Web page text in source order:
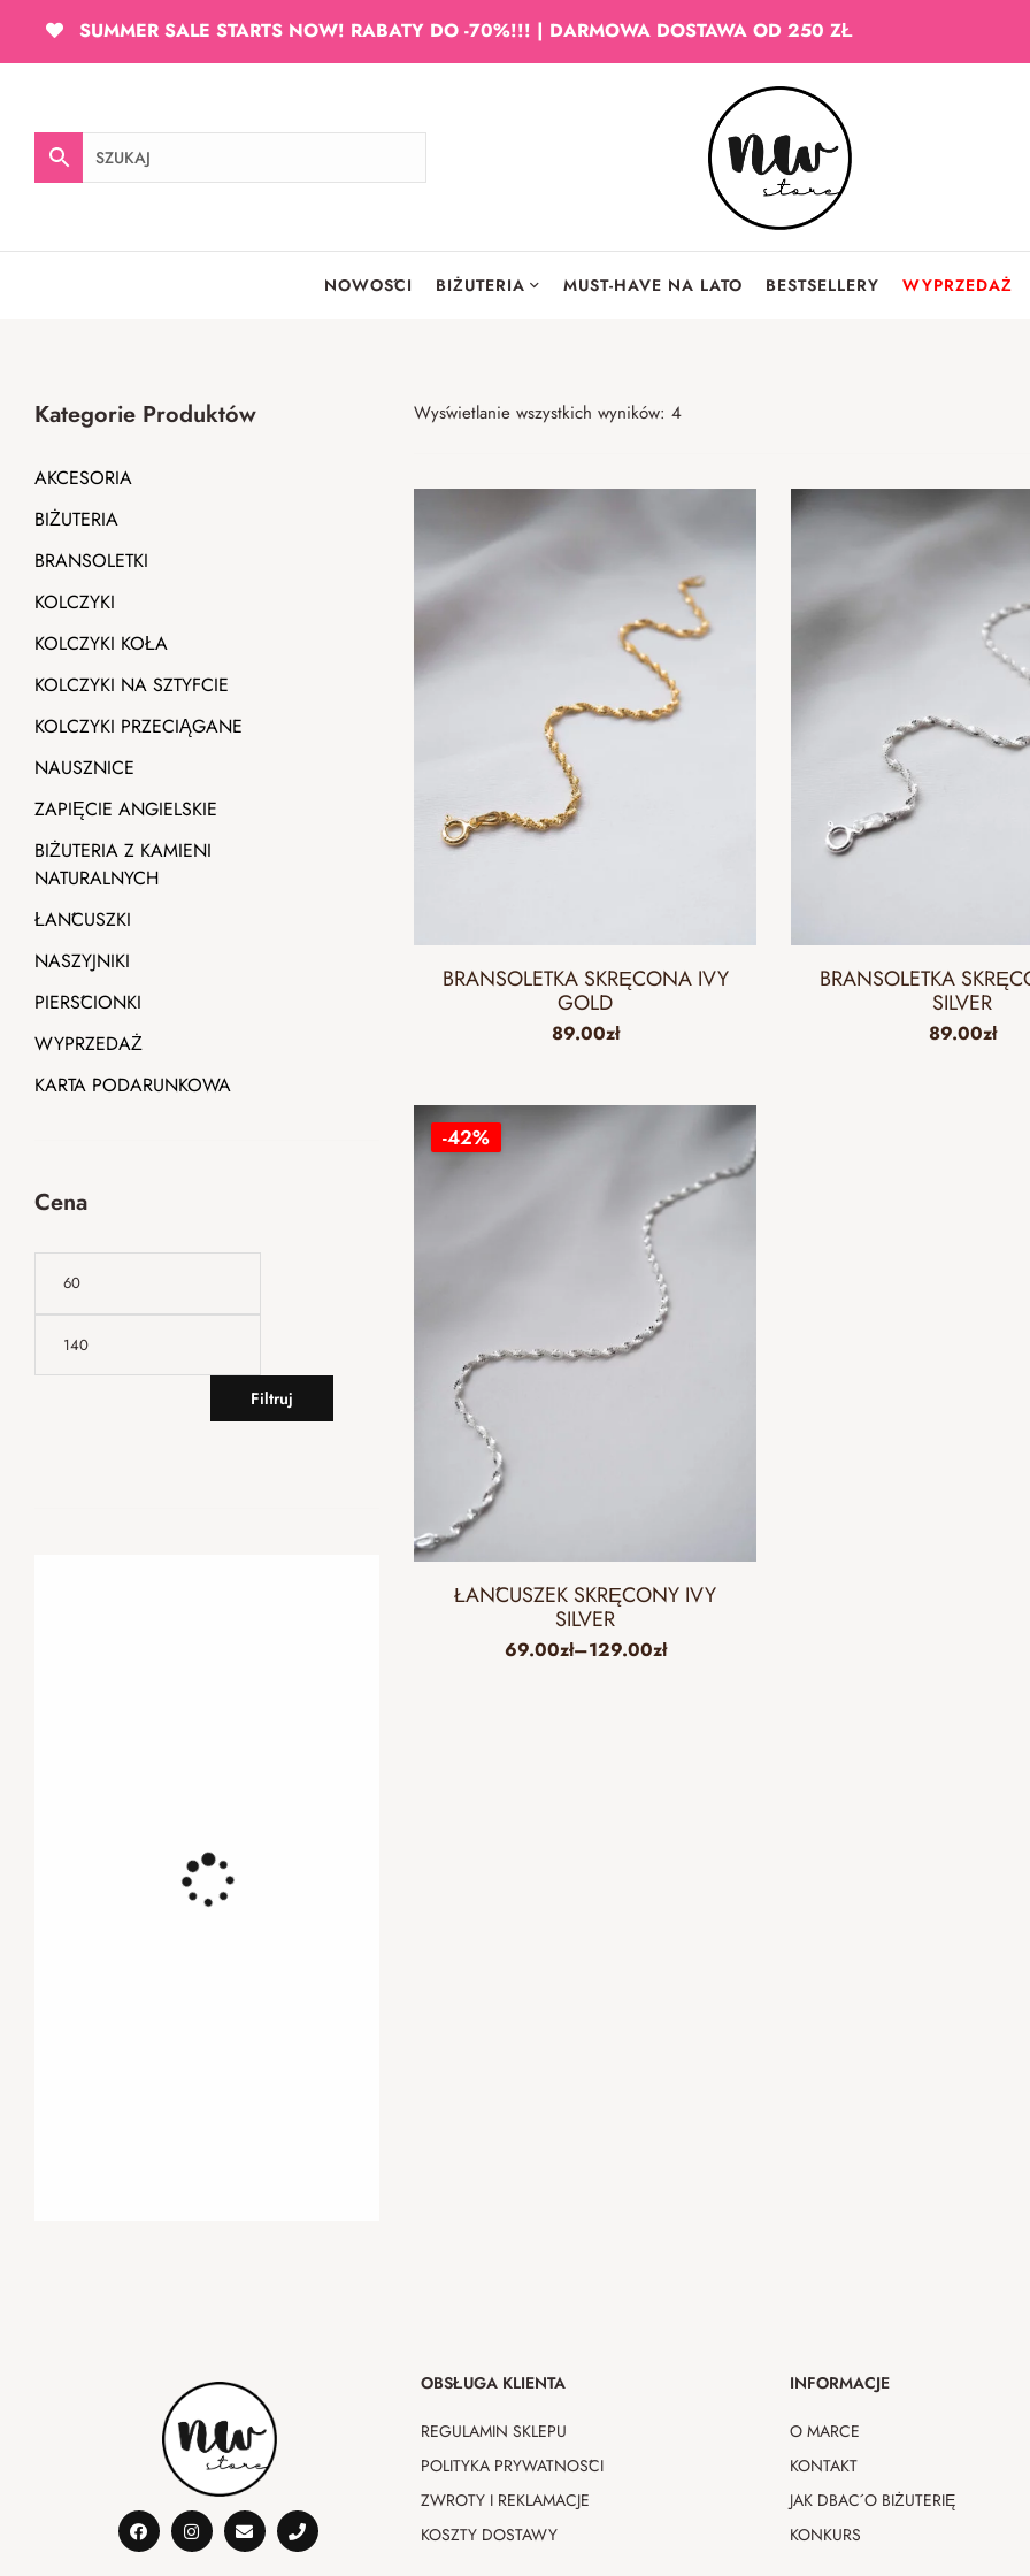
SUMMER SALE STARTS NOW! RABATY DO -70%!!! | DARMOWA DOSTAWA OD 250 ZŁ
NOWOŚCI BIŻUTERIA MUST-HAVE NA LATO BESTSELLERY WYPRZEDAŻ
Wyświetlanie wszystkich wyników: 4
BRANSOLETKA SKRĘCONA IVY
GOLD
89.00zł
BRANSOLETKA
SILVER
89.00zł
-42%
ŁAŃCUSZEK SKRĘCONY IVY
SILVER
69.00zł–129.00zł
Kategorie Produktów
AKCESORIA
BIŻUTERIA
BRANSOLETKI
KOLCZYKI
KOLCZYKI KOŁA
KOLCZYKI NA SZTYFCIE
KOLCZYKI PRZECIĄGANE
NAUSZNICE
ZAPIĘCIE ANGIELSKIE
BIŻUTERIA Z KAMIENI
NATURALNYCH
ŁAŃCUSZKI
NASZYJNIKI
PIERŚCIONKI
WYPRZEDAŻ
KARTA PODARUNKOWA
Cena
Filtruj
OBSŁUGA KLIENTA
REGULAMIN SKLEPU
POLITYKA PRYWATNOŚCI
ZWROTY I REKLAMACJE
KOSZTY DOSTAWY
INFORMACJE
O MARCE
KONTAKT
JAK DBAĆ O BIŻUTERIĘ
KONKURS